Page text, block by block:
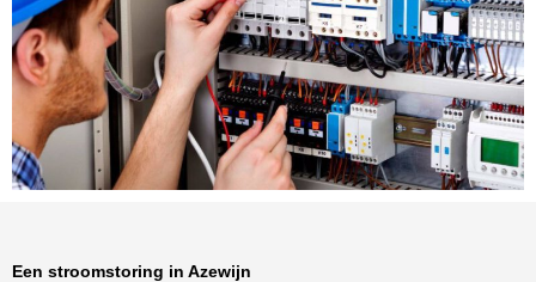
Een stroomstoring in Azewijn